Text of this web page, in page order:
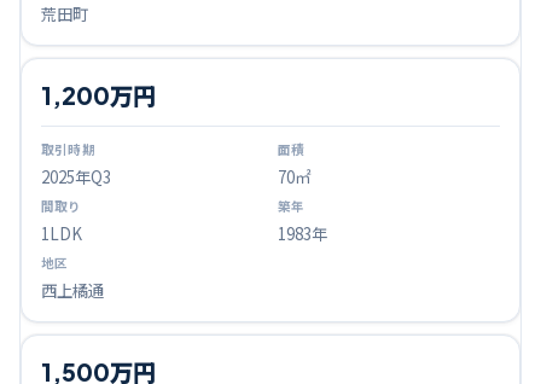
荒田町
2025年Q3
1,200万円
70㎡
1LDK 1983年
西上橘通
1,500万円